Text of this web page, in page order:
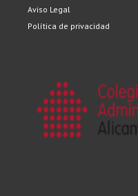
Aviso Legal
Política de privacidad